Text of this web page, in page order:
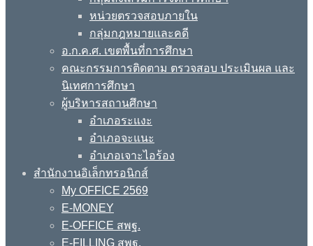
หน่วยตรวจสอบภายใน
กลุ่มกฎหมายและคดี
อ.ก.ค.ศ. เขตพื้นที่การศึกษา
คณะกรรมการติดตาม ตรวจสอบ ประเมินผล และ
นิเทศการศึกษา
ผู้บริหารสถานศึกษา
อำเภอระแงะ
อำเภอจะแนะ
อำเภอเจาะไอร้อง
สำนักงานอิเล็กทรอนิกส์
My OFFICE 2569
E-MONEY
E-OFFICE สพฐ.
E-FILLING สพฐ.